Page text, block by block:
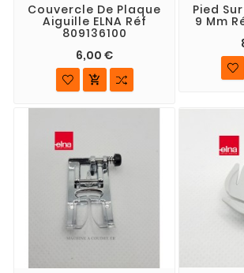
Couvercle De Plaque
Aiguille ELNA Réf
809136100
6,00 €

Pied
9 Mm